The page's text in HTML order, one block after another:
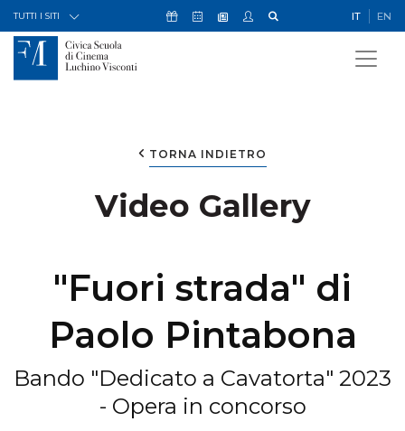
Skip to Content
TUTTI I SITI Icona Sostienici
Icona Calendario Eventi
Icona Newsletter
Icona My Civica IT EN
TORNA INDIETRO
Video Gallery
"Fuori strada" di
Paolo Pintabona
Bando "Dedicato a Cavatorta" 2023
- Opera in concorso